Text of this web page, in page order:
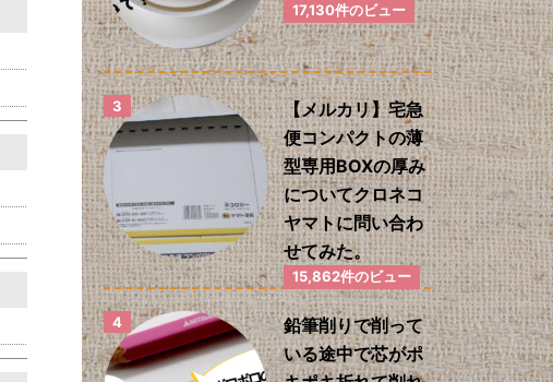
17,130件のビュー
【メルカリ】宅急
便コンパクトの薄
型専用BOXの厚み
についてクロネコ
ヤマトに問い合わ
せてみた。
15,862件のビュー
鉛筆削りで削って
いる途中で芯がポ